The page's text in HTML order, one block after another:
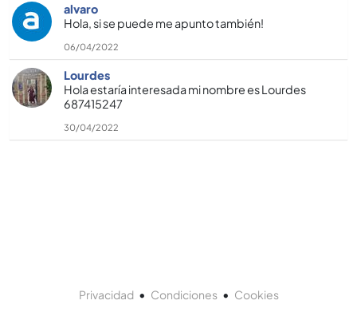
alvaro
Hola, si se puede me apunto también!
06/04/2022
Lourdes
Hola estarí­a interesada mi nombre es Lourdes
687415247
30/04/2022
Privacidad• Condiciones• Cookies